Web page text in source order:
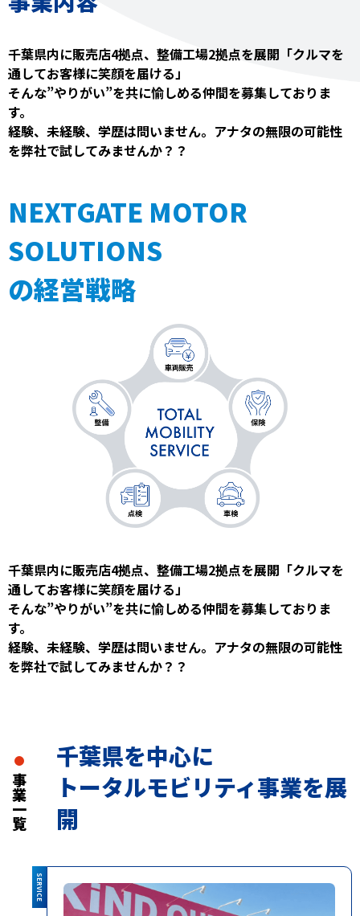
千葉県内に販売店4拠点、整備工場2拠点を展開「クルマを
通してお客様に笑顔を届ける」
そんな”やりがい”を共に愉しめる仲間を募集しておりま
す。
経験、未経験、学歴は問いません。アナタの無限の可能性
を弊社で試してみませんか？？
NEXTGATE MOTOR
SOLUTIONS
の経営戦略
千葉県内に販売店4拠点、整備工場2拠点を展開「クルマを
通してお客様に笑顔を届ける」
そんな”やりがい”を共に愉しめる仲間を募集しておりま
す。
経験、未経験、学歴は問いません。アナタの無限の可能性
を弊社で試してみませんか？？
千葉県を中心に
トータルモビリティ事業を展
開
事業一覧
SERVICE